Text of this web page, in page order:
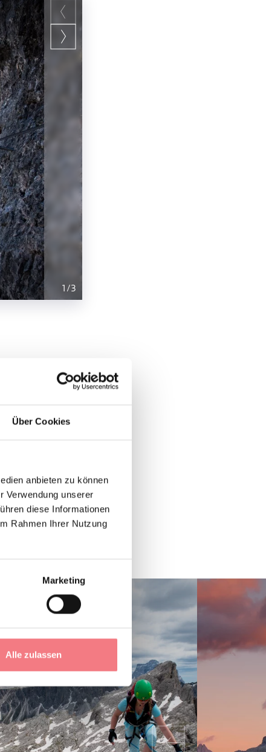
Über Cookies
anbieten zu können
Verwendung unserer
diese Informationen
Rahmen Ihrer Nutzung
Marketing
Alle zulassen
1 /3